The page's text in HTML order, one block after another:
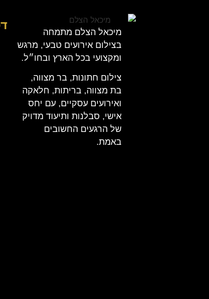
מיכאל הצלם מתמחה
בצילום אירועים טבעי, מרגש
ומקצועי בכל הארץ ובחו״ל.
צילום חתונות, בר מצווה,
בת מצווה, בריתות, חלאקה
ואירועים עסקיים, עם יחס
אישי, סבלנות ותיעוד מדויק
של הרגעים החשובים
באמת.